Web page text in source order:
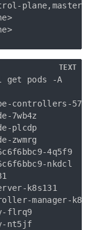
plane,master
get pods -A
controllers-
node-7wb4z
plcdp
zwmrg
76c6f6bbc9-
76c6f6bbc9-
proxy-flrq9
proxy-nt5jf
TEXT